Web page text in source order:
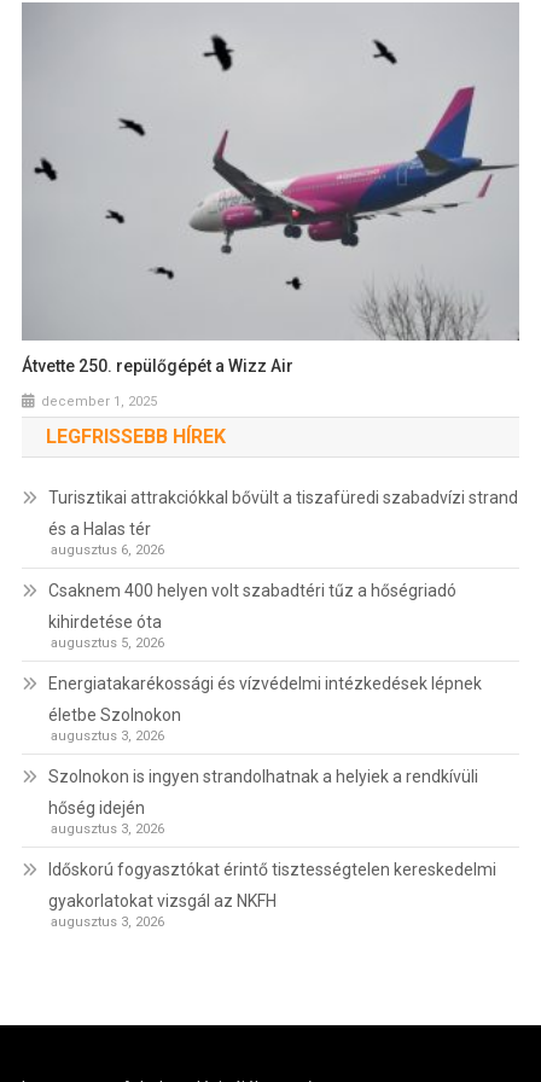
Átvette 250. repülőgépét a Wizz Air
december 1, 2025
LEGFRISSEBB HÍREK
Turisztikai attrakciókkal bővült a tiszafüredi szabadvízi strand
és a Halas tér
augusztus 6, 2026
Csaknem 400 helyen volt szabadtéri tűz a hőségriadó
kihirdetése óta
augusztus 5, 2026
Energiatakarékossági és vízvédelmi intézkedések lépnek
életbe Szolnokon
augusztus 3, 2026
Szolnokon is ingyen strandolhatnak a helyiek a rendkívüli
hőség idején
augusztus 3, 2026
Időskorú fogyasztókat érintő tisztességtelen kereskedelmi
gyakorlatokat vizsgál az NKFH
augusztus 3, 2026